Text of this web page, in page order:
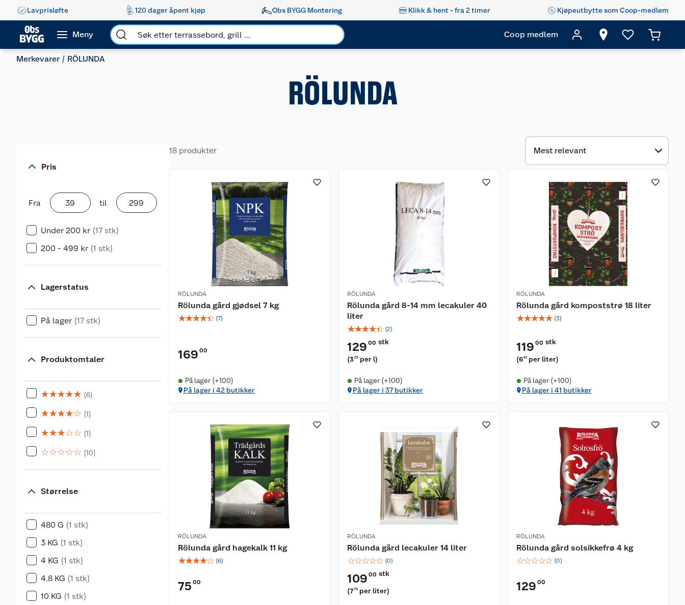
Lavprisløfte 120 dager åpent kjøp Obs BYGG Montering Klikk & hent - fra 2 timer Kjøpeutbytte som Coop-medlem
Meny Coop medlem
Merkevarer RÖLUNDA
RÖLUNDA
Pris
Fra til
Under 200 kr (17 stk)
200 - 499 kr (1 stk)
Lagerstatus
På lager (17 stk)
Produktomtaler
☆☆☆☆☆ (6)
☆☆☆☆☆ (1)
☆☆☆☆☆ (1)
☆☆☆☆☆ (10)
Størrelse
480 G (1 stk)
3 KG (1 stk)
4 KG (1 stk)
4.8 KG (1 stk)
10 KG (1 stk)
18 produkter
RÖLUNDA
Rölunda gård gjødsel 7 kg
☆☆☆☆☆ (7)
169 00
På lager (+100)
På lager i 42 butikker
RÖLUNDA
Rölunda gård 8-14 mm lecakuler 40
liter
☆☆☆☆☆ (2)
129 00 stk
(323 per l)
På lager (+100)
På lager i 37 butikker
RÖLUNDA
Rölunda gård kompoststrø 18 liter
☆☆☆☆☆ (3)
119 00 stk
(661 per liter)
På lager (+100)
På lager i 41 butikker
RÖLUNDA
Rölunda gård hagekalk 11 kg
☆☆☆☆☆ (6)
75 00
RÖLUNDA
Rölunda gård lecakuler 14 liter
☆☆☆☆☆ (0)
109 00 stk
(779 per liter)
RÖLUNDA
Rölunda gård solsikkefrø 4 kg
☆☆☆☆☆ (0)
129 00